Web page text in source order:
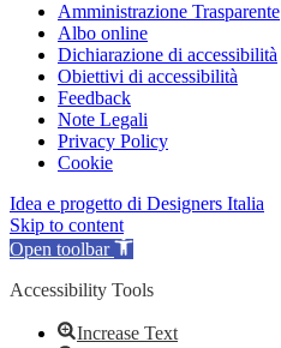
Amministrazione Trasparente
Albo online
Dichiarazione di accessibilità
Obiettivi di accessibilità
Feedback
Note Legali
Privacy Policy
Cookie
Idea e progetto di Designers Italia
Skip to content
Open toolbar
Accessibility Tools
Increase Text